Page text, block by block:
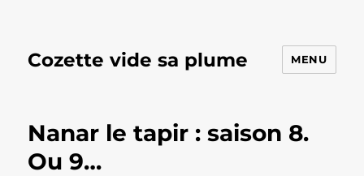
Cozette vide sa plume MENU
Nanar le tapir : saison 8.
Ou 9…